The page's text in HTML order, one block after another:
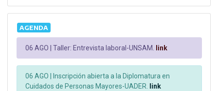
AGENDA
06 AGO | Taller: Entrevista laboral-UNSAM. link
06 AGO | Inscripción abierta a la Diplomatura en
Cuidados de Personas Mayores-UADER. link